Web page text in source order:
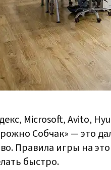
Microsoft, Avito,
Собчак» — это
Правила игры на
быстро.